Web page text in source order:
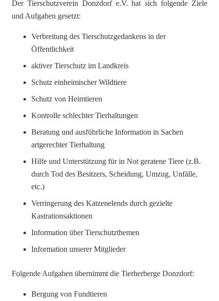
Der Tierschutzverein Donzdorf e.V. hat sich folgende Ziele
und Aufgaben gesetzt:
Verbreitung des Tierschutzgedankens in der
Öffentlichkeit
aktiver Tierschutz im Landkreis
Schutz einheimischer Wildtiere
Schutz von Heimtieren
Kontrolle schlechter Tierhaltungen
Beratung und ausführliche Information in Sachen
artgerechter Tierhaltung
Hilfe und Unterstützung für in Not geratene Tiere (z.B.
durch Tod des Besitzers, Scheidung, Umzug, Unfälle,
etc.)
Verringerung des Katzenelends durch gezielte
Kastrationsaktionen
Information über Tierschutzthemen
Information unserer Mitglieder
Folgende Aufgaben übernimmt die Tierherberge Donzdorf:
Bergung von Fundtieren